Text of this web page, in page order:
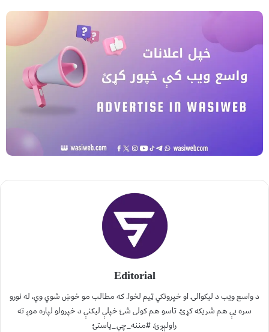
Editorial
د واسع ویب د لیکوالۍ او خپرونکي ټیم لخوا. که مطالب مو خوښ شوي وي، له نورو
سره یې هم شریکه کړئ. تاسو هم کولی شئ خپلې لیکنې د خپرولو لپاره موږ ته
راولېږئ. #مننه_چې_یاستئ